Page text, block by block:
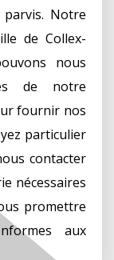
Notre
de Collex-
nous
de notre
fournir nos
particulier
contacter
nécessaires
promettre
aux